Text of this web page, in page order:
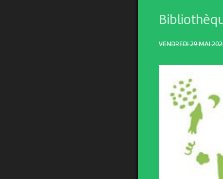
VENDREDI 29 MAI